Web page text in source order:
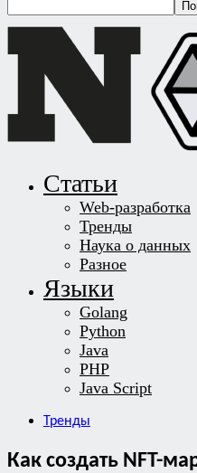
Статьи
Web-разработка
Тренды
Наука о данных
Разное
Языки
Golang
Python
Java
PHP
Java Script
Тренды
Как создать NFT-